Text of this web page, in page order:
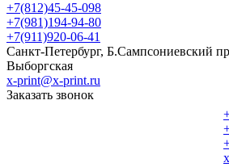
+7(812)45-45-098
+7(981)194-94-80
+7(911)920-06-41
Санкт-Петербург, Б.Сампсониевский
Выборгская
x-print@x-print.ru
Заказать звонок